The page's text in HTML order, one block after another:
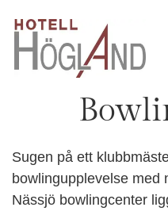
Sugen på ett
bowlingupplevelse med
Nässjö bowlingcenter